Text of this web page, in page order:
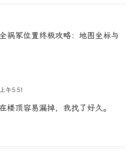
祸冢位置终极攻略：地图坐标与
午5:51
楼顶容易漏掉，我找了好久。